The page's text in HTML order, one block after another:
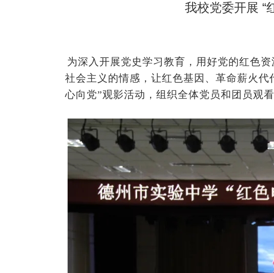
我校党委开展 “
为深入开展党史学习教育，用好党的红色
社会主义的情感，让红色基因、革命薪火
心向党”观影活动，组织全体党员和团员观